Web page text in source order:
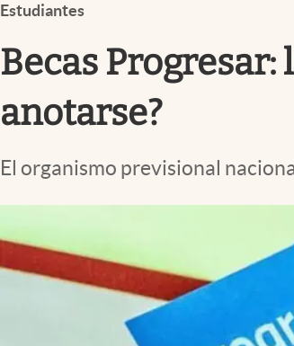
Clima
Mundial 2026
El Cronista Studio
Estudiantes
Becas
anotarse?
El organismo previsional